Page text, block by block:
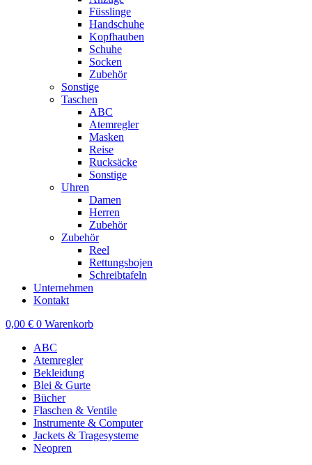
Füsslinge
Handschuhe
Kopfhauben
Schuhe
Socken
Zubehör
Sonstige
Taschen
ABC
Atemregler
Masken
Reise
Rucksäcke
Sonstige
Uhren
Damen
Herren
Zubehör
Zubehör
Reel
Rettungsbojen
Schreibtafeln
Unternehmen
Kontakt
0,00 € 0 Warenkorb
ABC
Atemregler
Bekleidung
Blei & Gurte
Bücher
Flaschen & Ventile
Instrumente & Computer
Jackets & Tragesysteme
Neopren